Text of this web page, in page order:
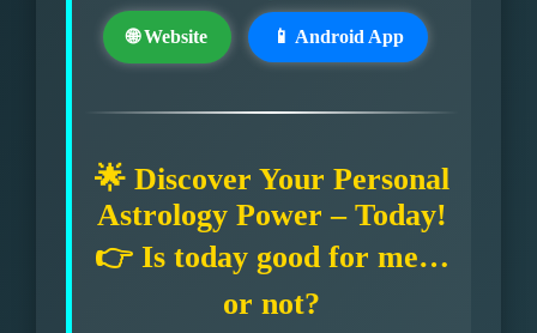
🌐 Website 📱 Android App
🌟 Discover Your Personal
Astrology Power – Today!
👉 Is today good for me…
or not?